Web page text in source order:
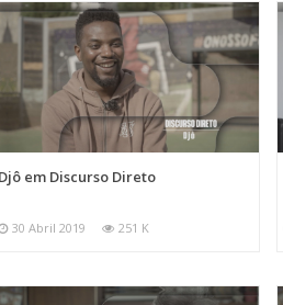
Djô em Discurso Direto
30 Abril 2019 251 K